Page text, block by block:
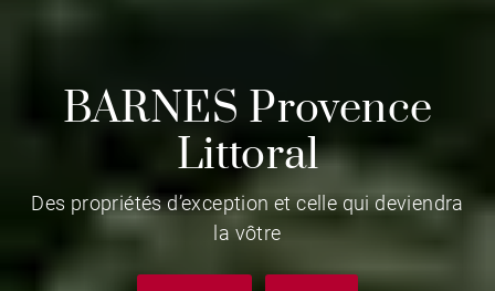
BARNES Provence
Littoral
Des propriétés d’exception et celle qui deviendra
la vôtre